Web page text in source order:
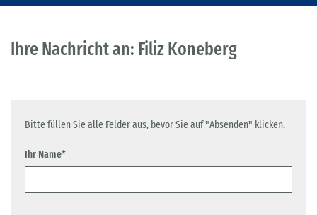
Ihre Nachricht an: Filiz Koneberg
Bitte füllen Sie alle Felder aus, bevor Sie auf "Absenden" klicken.
Ihr Name*